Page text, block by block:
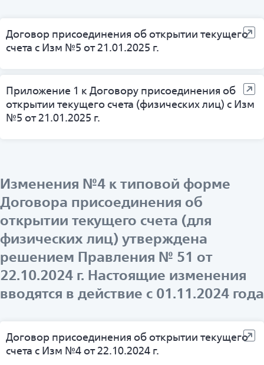
Договор присоединения об открытии текущего
счета с Изм №5 от 21.01.2025 г.
Приложение 1 к Договору присоединения об
открытии текущего счета (физических лиц) с Изм
№5 от 21.01.2025 г.
Изменения №4 к типовой форме
Договора присоединения об
открытии текущего счета (для
физических лиц) утверждена
решением Правления № 51 от
22.10.2024 г. Настоящие изменения
вводятся в действие с 01.11.2024 года
Договор присоединения об открытии текущего
счета с Изм №4 от 22.10.2024 г.